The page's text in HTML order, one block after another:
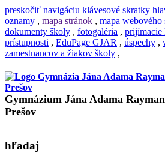
preskočiť navigáciu klávesové skratky
oznamy , mapa stránok , mapa webového
dokumenty školy , fotogaléria , prijímacie
prístupnosti , EduPage GJAR , úspechy ,
zamestnancov a žiakov školy ,
Gymnázium Jána Adama
Prešov
hľadaj